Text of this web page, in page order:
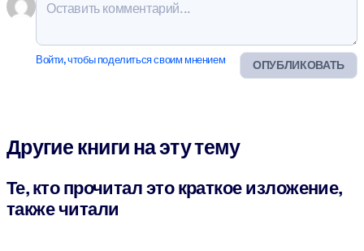
ОПУБЛИКОВАТЬ
Войти, чтобы поделиться своим мнением
Другие книги на эту тему
Те, кто прочитал это краткое изложение,
также читали